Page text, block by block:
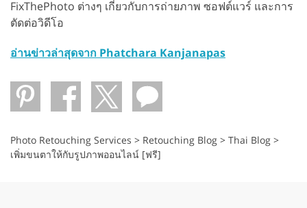
FixThePhoto ต่างๆ เกี่ยวกับการถ่ายภาพ ซอฟต์แวร์ และการ
ตัดต่อวิดีโอ
อ่านข่าวล่าสุดจาก Phatchara Kanjanapas
Photo Retouching Services > Retouching Blog > Thai Blog >
เพิ่มขนตาให้กับรูปภาพออนไลน์ [ฟรี]